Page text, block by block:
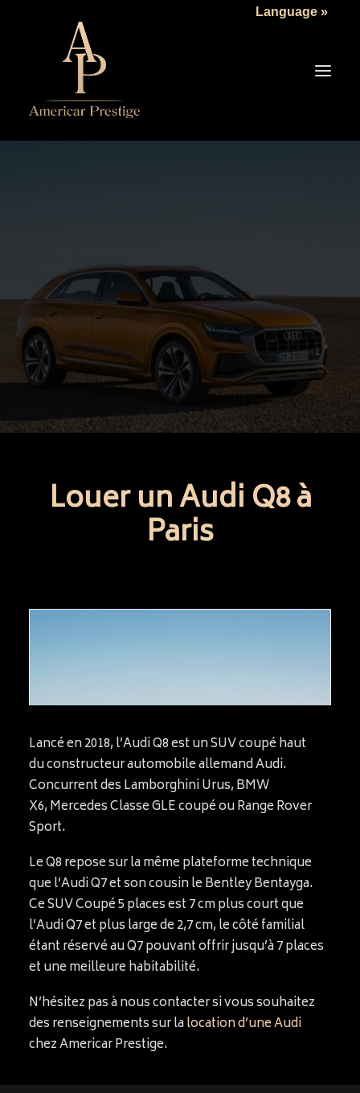
SERVICES
ACTUALITÉS
NOUS CONTACTER
Louer un Audi Q8 à
Paris
Lancé en 2018, l’Audi Q8 est un SUV coupé haut
du constructeur automobile allemand Audi.
Concurrent des Lamborghini Urus, BMW
X6, Mercedes Classe GLE coupé ou Range Rover
Sport.
Le Q8 repose sur la même plateforme technique
que l’Audi Q7 et son cousin le Bentley Bentayga.
Ce SUV Coupé 5 places est 7 cm plus court que
l’Audi Q7 et plus large de 2,7 cm, le côté familial
étant réservé au Q7 pouvant offrir jusqu’à 7 places
et une meilleure habitabilité.
N’hésitez pas à nous contacter si vous souhaitez
des renseignements sur lalocation d’une Audi
chez Americar Prestige.
Language »